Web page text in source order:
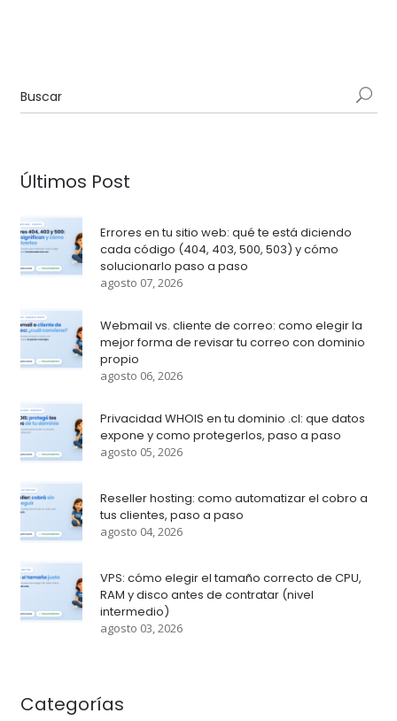
Últimos Post
Errores en tu sitio web: qué te está diciendo
cada código (404, 403, 500, 503) y cómo
solucionarlo paso a paso
agosto 07, 2026
Webmail vs. cliente de correo: como elegir la
mejor forma de revisar tu correo con dominio
propio
agosto 06, 2026
Privacidad WHOIS en tu dominio .cl: que datos
expone y como protegerlos, paso a paso
agosto 05, 2026
Reseller hosting: como automatizar el cobro a
tus clientes, paso a paso
agosto 04, 2026
VPS: cómo elegir el tamaño correcto de CPU,
RAM y disco antes de contratar (nivel
intermedio)
agosto 03, 2026
Categorías